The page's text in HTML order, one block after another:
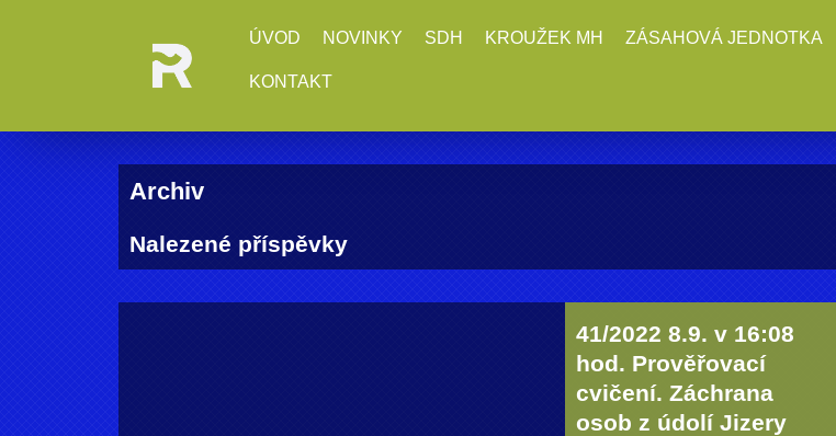
ÚVOD NOVINKY SDH KROUŽEK MH ZÁSAHOVÁ JEDNOTKA
KONTAKT
Archiv
Nalezené příspěvky
41/2022 8.9. v 16:08
hod. Prověřovací
cvičení. Záchrana
osob z údolí Jizery